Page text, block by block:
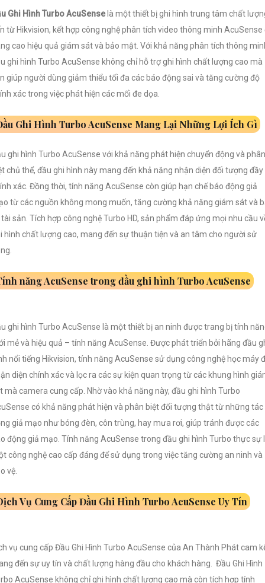
Ghi Hình Turbo AcuSenselà một thiết bị ghi hình trung tâm chất
từ Hikvision, kết hợp công nghệ phân tích video thông minh AcuSense
cao hiệu quả giám sát và bảo mật. Với khả năng phân tích thông
ghi hình Turbo AcuSense không chỉ hỗ trợ ghi hình chất lượng cao mà
giúp người dùng giảm thiểu tối đa các báo động sai và tăng cường độ
xác trong việc phát hiện các mối đe dọa.
Ghi Hình Turbo AcuSense Mang Lại Những Lợi Ích Gì
ghi hình Turbo AcuSense với khả năng phát hiện chuyển động và phân
chủ thể, đầu ghi hình này mang đến khả năng nhận diện đối tượng đầy
xác. Đồng thời, tính năng AcuSense còn giúp hạn chế báo động giả
từ các nguồn không mong muốn, tăng cường khả năng giám sát và
tài sản. Tích hợp công nghệ Turbo HD, sản phẩm đáp ứng mọi nhu cầu
hình chất lượng cao, mang đến sự thuận tiện và an tâm cho người sử
năng AcuSense trong đầu ghi hình Turbo AcuSense
ghi hình Turbo AcuSense là một thiết bị an ninh được trang bị tính
mẻ và hiệu quả – tính năng AcuSense. Được phát triển bởi hãng đầu
nổi tiếng Hikvision, tính năng AcuSense sử dụng công nghệ học máy
diện chính xác và lọc ra các sự kiện quan trọng từ các khung hình
mà camera cung cấp. Nhờ vào khả năng này, đầu ghi hình Turbo
có khả năng phát hiện và phân biệt đối tượng thật từ những tác
giả mạo như bóng đèn, côn trùng, hay mưa rơi, giúp tránh được các
động giả mạo. Tính năng AcuSense trong đầu ghi hình Turbo thực sự
công nghệ cao cấp đáng để sử dụng trong việc tăng cường an ninh và
vệ.
Vụ Cung Cấp Đầu Ghi Hình Turbo AcuSense Uy Tín
vụ cung cấp Đầu Ghi Hình Turbo AcuSense của An Thành Phát cam
đến sự uy tín và chất lượng hàng đầu cho khách hàng. Đầu Ghi Hình
AcuSense không chỉ ghi hình chất lượng cao mà còn tích hợp tính